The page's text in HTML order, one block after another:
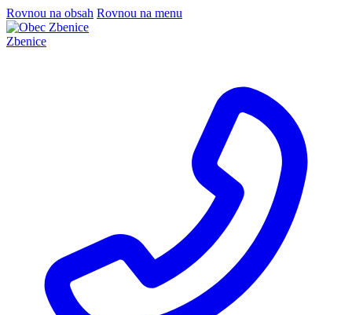
Rovnou na obsah Rovnou na menu
Zbenice